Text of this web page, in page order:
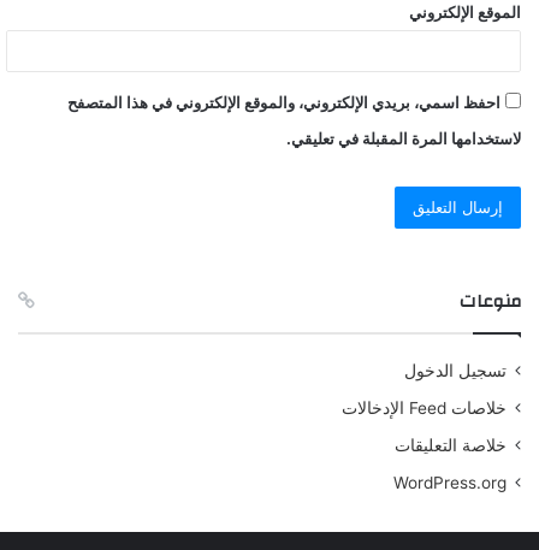
الموقع الإلكتروني
احفظ اسمي، بريدي الإلكتروني، والموقع الإلكتروني في هذا المتصفح
لاستخدامها المرة المقبلة في تعليقي.
منوعات
تسجيل الدخول
خلاصات Feed الإدخالات
خلاصة التعليقات
WordPress.org